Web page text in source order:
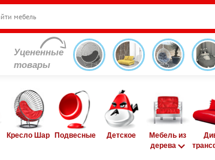
Уцененные
товары
Кресло Шар Подвесные Детское
Мебель из
дерева